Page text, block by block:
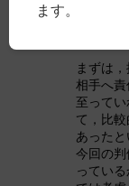
まずは
相手へ
至って
て，比
あった
今回の
ってい
ます。